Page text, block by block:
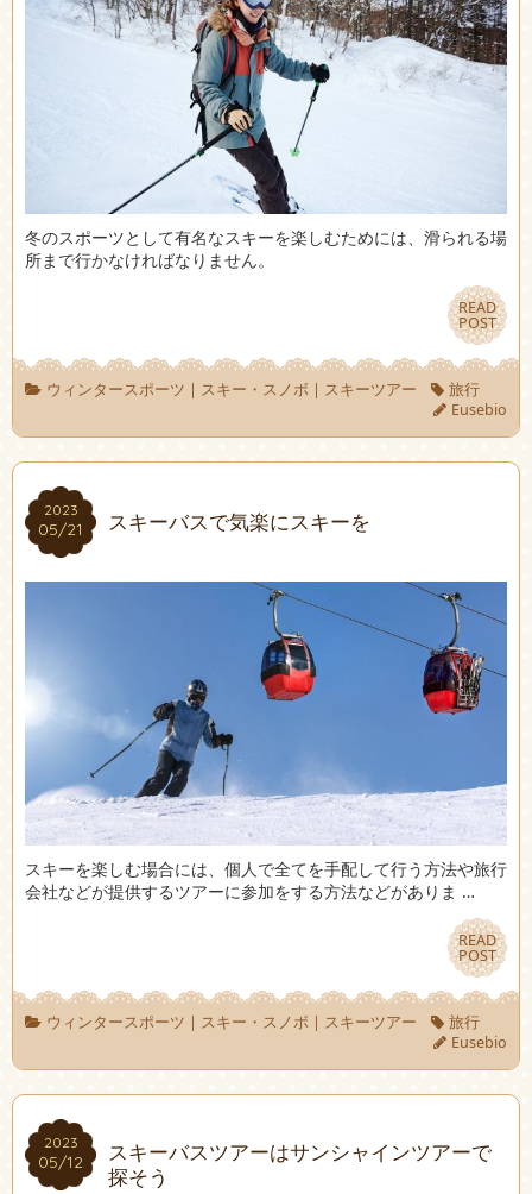
冬のスポーツとして有名なスキーを楽しむためには、滑られる場
所まで行かなければなりません。
READ
POST
READ
POST
ウィンタースポーツ | スキー・スノボ | スキーツアー
旅行
Eusebio
2023
05/21
2023
05/21 スキーバスで気楽にスキーを
スキーを楽しむ場合には、個人で全てを手配して行う方法や旅行
会社などが提供するツアーに参加をする方法などがありま …
READ
POST
READ
POST
ウィンタースポーツ | スキー・スノボ | スキーツアー
旅行
Eusebio
2023
05/12
2023
05/12
スキーバスツアーはサンシャインツアーで
探そう